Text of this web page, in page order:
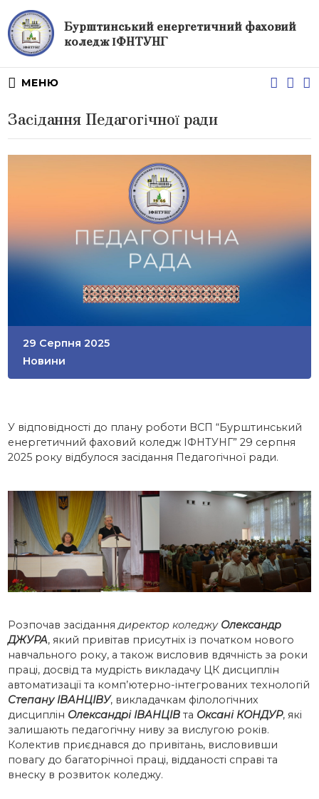
Бурштинський енергетичний фаховий
коледж ІФНТУНГ
МЕНЮ
Засідання Педагогічної ради
29 Серпня 2025
Новини
У відповідності до плану роботи ВСП “Бурштинський
енергетичний фаховий коледж ІФНТУНГ” 29 серпня
2025 року відбулося засідання Педагогічної ради.
Розпочав засіданнядиректор коледжу Олександр
ДЖУРА, який привітав присутніх із початком нового
навчального року, а також висловив вдячність за роки
праці, досвід та мудрість викладачу ЦК дисциплін
автоматизації та комп’ютерно-інтегрованих технологій
Степану ІВАНЦІВУ, викладачкам філологічних
дисциплін Олександрі ІВАНЦІВта Оксані КОНДУР, які
залишають педагогічну ниву за вислугою років.
Колектив приєднався до привітань, висловивши
повагу до багаторічної праці, відданості справі та
внеску в розвиток коледжу.